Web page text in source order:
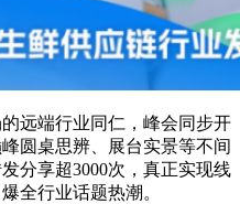
远端行业同仁，峰会同步开
圆桌思辨、展台实景等不间
分享超3000次，真正实现线
全行业话题热潮。